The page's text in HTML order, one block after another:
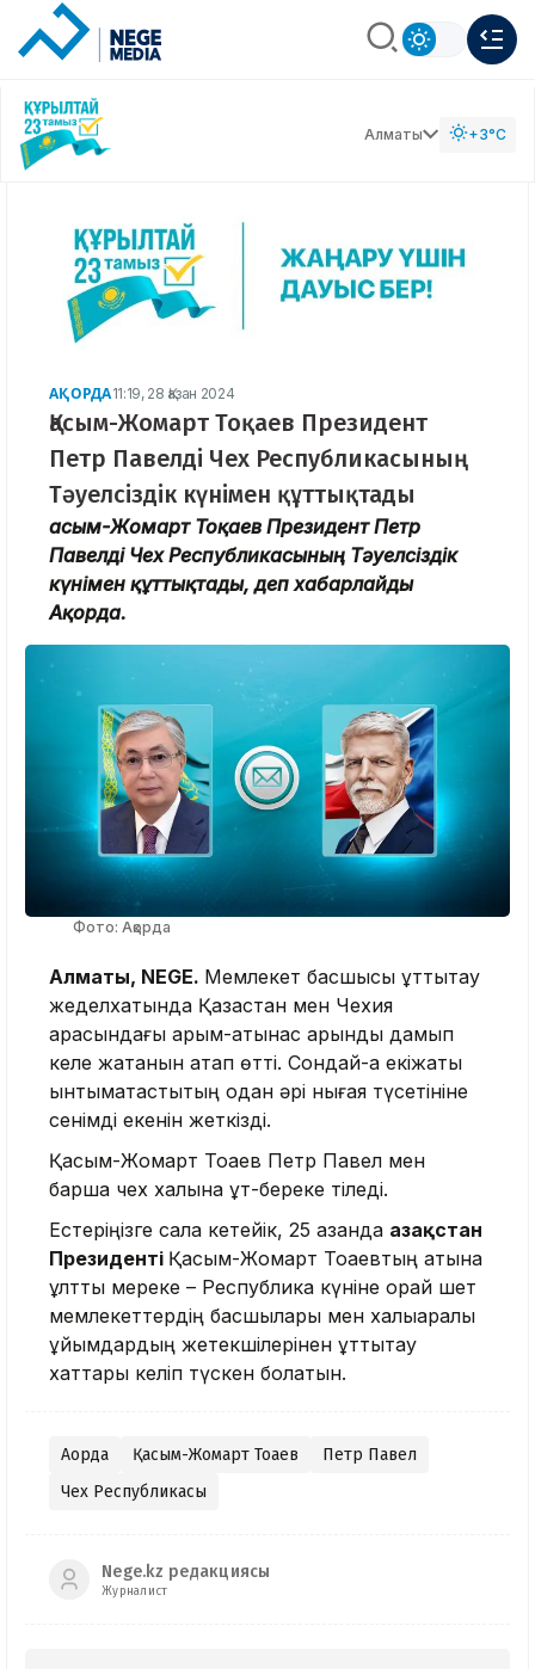
Алматы +3°C
АҚОРДА11:19, 28 Қазан 2024
Қасым-Жомарт Тоқаев Президент
Петр Павелді Чех Республикасының
Тәуелсіздік күнімен құттықтады
Қасым-Жомарт Тоқаев Президент Петр
Павелді Чех Республикасының Тәуелсіздік
күнімен құттықтады, деп хабарлайды
Ақорда.
Фото: Ақорда
Алматы, NEGE. Мемлекет басшысы құттықтау
жеделхатында Қазақстан мен Чехия
арасындағы қарым-қатынас қарқынды дамып
келе жатқанын атап өтті. Сондай-ақ екіжақты
ынтымақтастықтың одан әрі нығая түсетініне
сенімді екенін жеткізді.
Қасым-Жомарт Тоқаев Петр Павел мен
барша чех халқына құт-береке тіледі.
Естеріңізге сала кетейік, 25 қазанда Қазақстан
Президенті Қасым-Жомарт Тоқаевтың атына
ұлттық мереке – Республика күніне орай шет
мемлекеттердің басшылары мен халықаралық
ұйымдардың жетекшілерінен құттықтау
хаттары келіп түскен болатын.
Ақорда Қасым-Жомарт Тоқаев
Петр Павел
Чех Республикасы
Nege.kz редакциясы
Журналист